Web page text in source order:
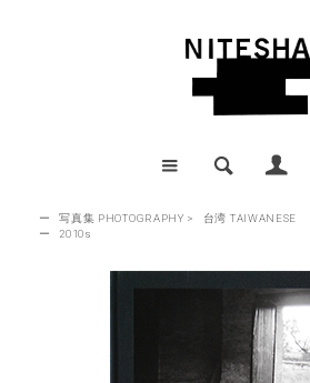
ー 写真集 PHOTOGRAPHY >
台湾 TAIWANESE
ー
2010s